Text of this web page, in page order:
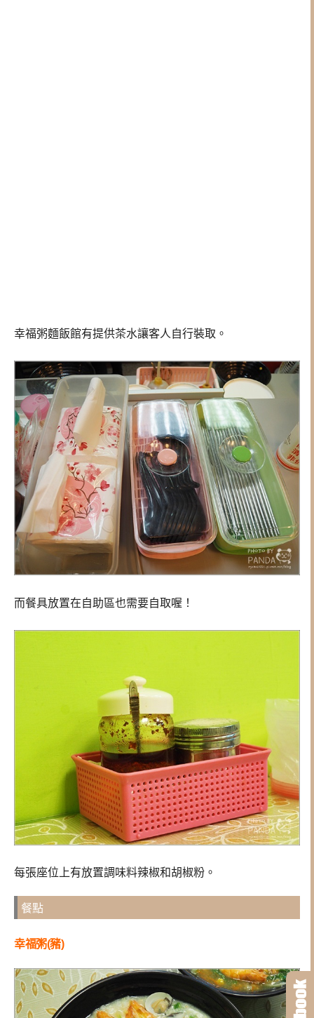
幸福粥麵飯館有提供茶水讓客人自行裝取。
而餐具放置在自助區也需要自取喔！
每張座位上有放置調味料辣椒和胡椒粉。
餐點
幸福粥(豬)